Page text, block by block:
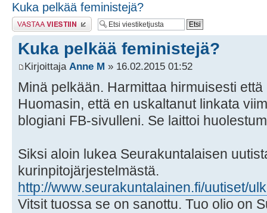
Kuka pelkää feministejä?
Lähetä vastaus
Kuka pelkää feministejä?
Kirjoittaja Anne M » 16.02.2015 01:52
Minä pelkään. Harmittaa hirmuisesti
Huomasin, että en uskaltanut linkata
blogiani FB-sivulleni. Se laittoi
Siksi aloin lukea Seurakuntalaisen
kurinpitojärjestelmästä.
http://www.seurakuntalainen.fi/uutiset/
Vitsit tuossa se on sanottu. Tuo olio on